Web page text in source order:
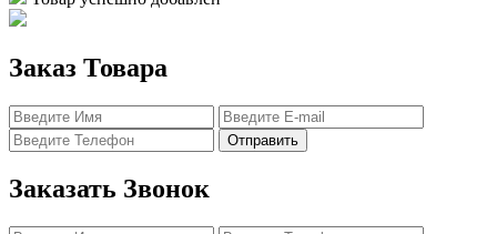
Заказ Товара
Отправить
Заказать Звонок